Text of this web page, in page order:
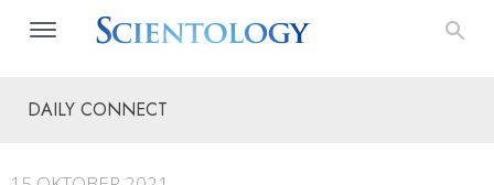
DAILY CONNECT